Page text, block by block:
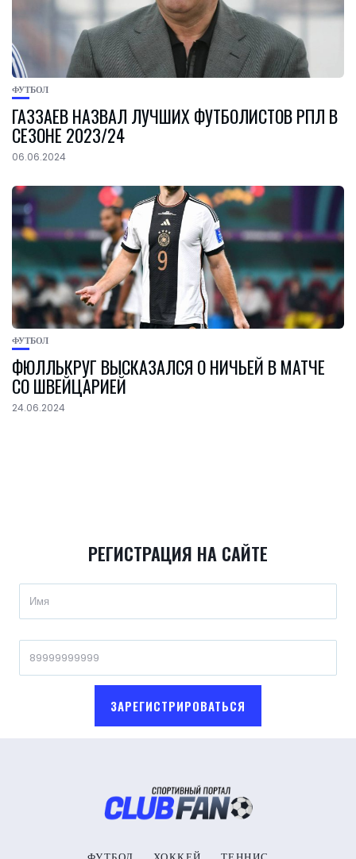
ФУТБОЛ
ГАЗЗАЕВ НАЗВАЛ ЛУЧШИХ ФУТБОЛИСТОВ РПЛ В
СЕЗОНЕ 2023/24
06.06.2024
ФУТБОЛ
ФЮЛЛЬКРУГ ВЫСКАЗАЛСЯ О НИЧЬЕЙ В МАТЧЕ
СО ШВЕЙЦАРИЕЙ
24.06.2024
РЕГИСТРАЦИЯ НА САЙТЕ
ЗАРЕГИСТРИРОВАТЬСЯ